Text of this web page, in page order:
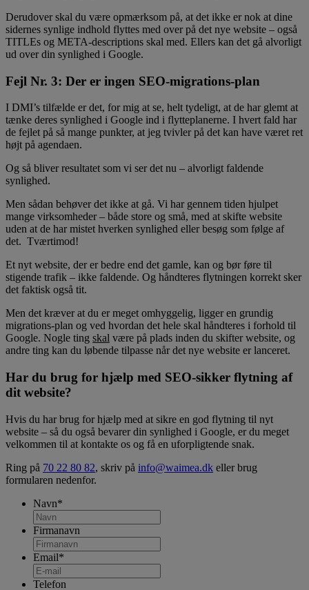
Derudover skal du være opmærksom på, at det ikke er nok at dine
sidernes synlige indhold flyttes med over på det nye website – også
TITLEs og META-descriptions skal med. Ellers kan det gå alvorligt
ud over din synlighed i Google.
Fejl Nr. 3: Der er ingen SEO-migrations-plan
I DMI’s tilfælde er det, for mig at se, helt tydeligt, at de har glemt at
tænke deres synlighed i Google ind i flytteplanerne. I hvert fald har
de fejlet på så mange punkter, at jeg tvivler på det kan have været ret
højt på agendaen.
Og så bliver resultatet som vi ser det nu – alvorligt faldende
synlighed.
Men sådan behøver det ikke at gå. Vi har gennem tiden hjulpet
mange virksomheder – både store og små, med at skifte website
uden at de har mistet hverken synlighed eller besøg som følge af
det. Tværtimod!
Et nyt website, der er bedre end det gamle, kan og bør føre til
stigende trafik – ikke faldende. Og håndteres flytningen korrekt sker
det faktisk også tit.
Men det kræver at du er meget omhyggelig, ligger en grundig
migrations-plan og ved hvordan det hele skal håndteres i forhold til
Google. Nogle ting skal være på plads inden du skifter website, og
andre ting kan du løbende tilpasse når det nye website er lanceret.
Har du brug for hjælp med SEO-sikker flytning af
dit website?
Hvis du har brug for hjælp med at sikre en god flytning til nyt
website – så du også bevarer din synlighed i Google, er du meget
velkommen til at kontakte os og få en uforpligtende snak.
Ring på 70 22 80 82, skriv på info@waimea.dk eller brug
formularen nedenfor.
Navn*
Firmanavn
Email*
Telefon